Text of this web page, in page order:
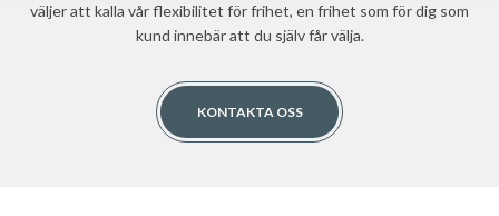
väljer att kalla vår flexibilitet för frihet, en frihet som för dig som
kund innebär att du själv får välja.
KONTAKTA OSS